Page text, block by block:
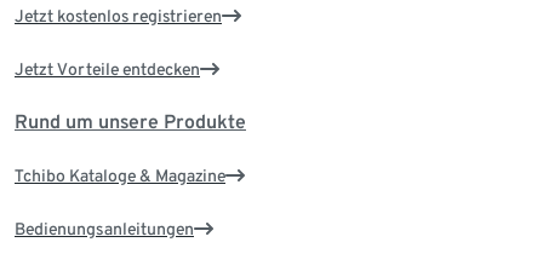
Jetzt kostenlos registrieren
Jetzt Vorteile entdecken
Rund um unsere Produkte
Tchibo Kataloge & Magazine
Bedienungsanleitungen